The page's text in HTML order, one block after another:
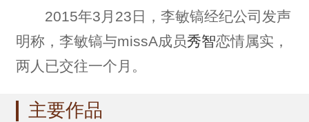
2015年3月23日，李敏镐经纪公司发声
明称，李敏镐与missA成员秀智恋情属实，
两人已交往一个月。
主要作品